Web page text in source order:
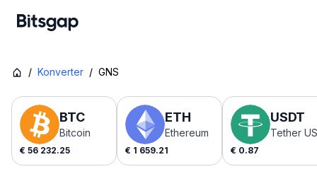
/ Konverter / GNS
BTC
Bitcoin
€ 56 232.25
ETH
Ethereum
€ 1 659.21
USDT
Tether
€ 0.87